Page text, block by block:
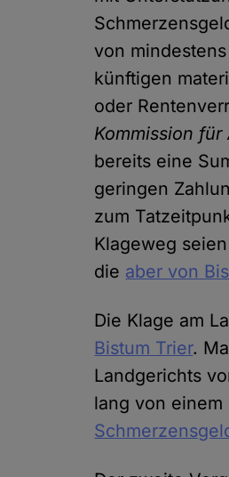
von
künftigen
oder
Kommission
bereits eine
geringen
zum
Klageweg
die aber von
Die Klage am
Bistum Trier.
Landgerichts
lang von einem